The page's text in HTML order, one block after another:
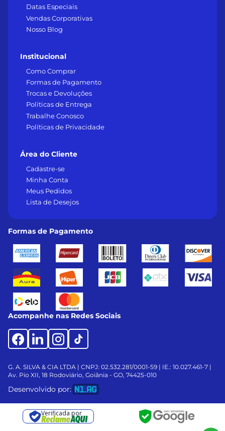
Datas Especiais
Vendas Corporativas
Nosso Blog
Institucional
Como Comprar
Formas de Pagamento
Trocas e Devoluções
Políticas de Entrega
Trabalhe Conosco
Políticas de Privacidade
Área do Cliente
Cadastre-se
Minha Conta
Meus Pedidos
Lista de Desejos
Formas de Pagamento
Acompanhe nas Redes Sociais
G. A. SILVA & CIA LTDA | CNPJ: 02.532.281/0001-59 | IE.: 10.027.461-7 |
Av. Pio XII, 18 Rodoviário, Goiânia - GO, 74425-010
Desenvolvido por:
Verificada por